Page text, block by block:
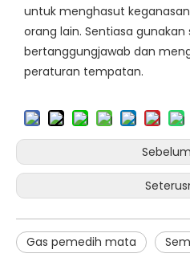
untuk menghasut
orang lain. Sentiasa gunakan
bertanggungjawab dan
peraturan tempatan.
Gas pemedih mata